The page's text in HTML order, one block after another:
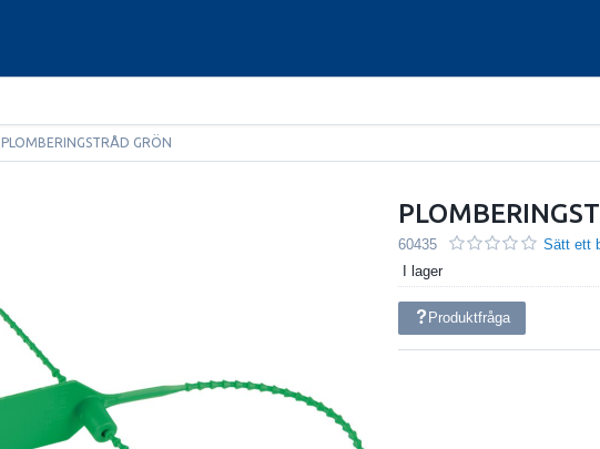
PLOMBERINGSTRÅD GRÖN
60435
Sätt ett
I lager
Produktfråga